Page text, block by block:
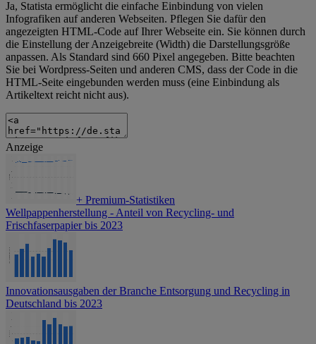
Ja, Statista ermöglicht die einfache Einbindung von vielen
Infografiken auf anderen Webseiten. Pflegen Sie dafür den
angezeigten HTML-Code auf Ihrer Webseite ein. Sie können durch
die Einstellung der Anzeigebreite (Width) die Darstellungsgröße
anpassen. Als Standard sind 660 Pixel angegeben. Bitte beachten
Sie bei Wordpress-Seiten und anderen CMS, dass der Code in die
HTML-Seite eingebunden werden muss (eine Einbindung als
Artikeltext reicht nicht aus).
Anzeige
+ Premium-Statistiken
Wellpappenherstellung - Anteil von Recycling- und
Frischfaserpapier bis 2023
Innovationsausgaben der Branche Entsorgung und Recycling in
Deutschland bis 2023